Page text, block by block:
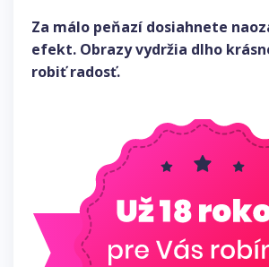
Za málo peňazí dosiahnete
efekt. Obrazy vydržia dlho
robiť radosť.